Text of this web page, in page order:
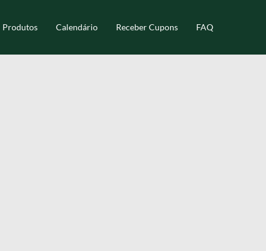
Produtos Calendário Receber Cupons FAQ